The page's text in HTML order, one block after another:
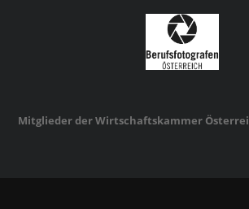
Mitglieder der Wirtschaftskammer